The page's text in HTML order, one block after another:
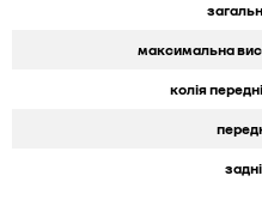
максимальна
колія